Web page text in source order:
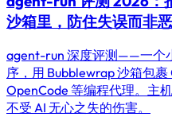
沙箱里，防住失误而非
agent-run 深度评测——一个
序，用 Bubblewrap 沙箱包裹
OpenCode 等编程代理。主
不受 AI 无心之失的伤害。